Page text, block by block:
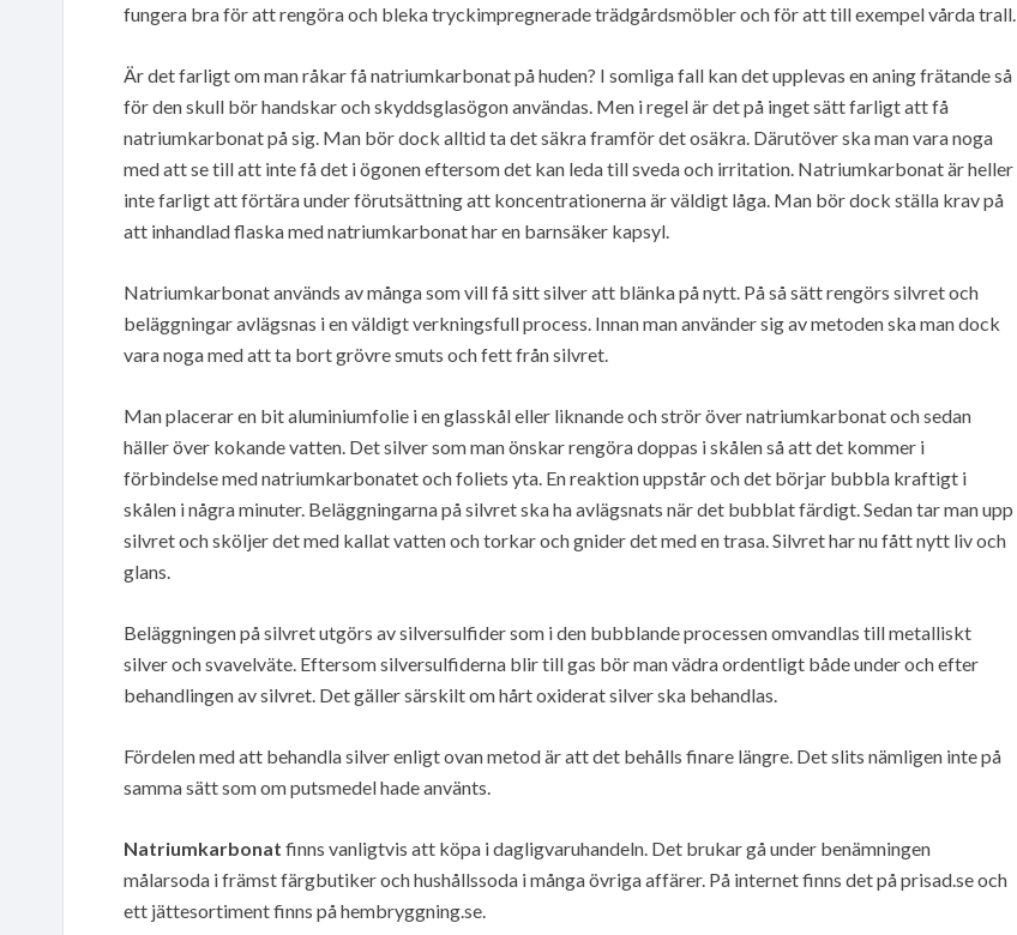
fungera bra för att rengöra och bleka tryckimpregnerade trädgårdsmöbler och för att till exempel vårda trall.
Är det farligt om man råkar få natriumkarbonat på huden? I somliga fall kan det upplevas en aning frätande så
för den skull bör handskar och skyddsglasögon användas. Men i regel är det på inget sätt farligt att få
natriumkarbonat på sig. Man bör dock alltid ta det säkra framför det osäkra. Därutöver ska man vara noga
med att se till att inte få det i ögonen eftersom det kan leda till sveda och irritation. Natriumkarbonat är heller
inte farligt att förtära under förutsättning att koncentrationerna är väldigt låga. Man bör dock ställa krav på
att inhandlad flaska med natriumkarbonat har en barnsäker kapsyl.
Natriumkarbonat används av många som vill få sitt silver att blänka på nytt. På så sätt rengörs silvret och
beläggningar avlägsnas i en väldigt verkningsfull process. Innan man använder sig av metoden ska man dock
vara noga med att ta bort grövre smuts och fett från silvret.
Man placerar en bit aluminiumfolie i en glasskål eller liknande och strör över natriumkarbonat och sedan
häller över kokande vatten. Det silver som man önskar rengöra doppas i skålen så att det kommer i
förbindelse med natriumkarbonatet och foliets yta. En reaktion uppstår och det börjar bubbla kraftigt i
skålen i några minuter. Beläggningarna på silvret ska ha avlägsnats när det bubblat färdigt. Sedan tar man upp
silvret och sköljer det med kallat vatten och torkar och gnider det med en trasa. Silvret har nu fått nytt liv och
glans.
Beläggningen på silvret utgörs av silversulfider som i den bubblande processen omvandlas till metalliskt
silver och svavelväte. Eftersom silversulfiderna blir till gas bör man vädra ordentligt både under och efter
behandlingen av silvret. Det gäller särskilt om hårt oxiderat silver ska behandlas.
Fördelen med att behandla silver enligt ovan metod är att det behålls finare längre. Det slits nämligen inte på
samma sätt som om putsmedel hade använts.
Natriumkarbonat finns vanligtvis att köpa i dagligvaruhandeln. Det brukar gå under benämningen
målarsoda i främst färgbutiker och hushållssoda i många övriga affärer. På internet finns det på prisad.se och
ett jättesortiment finns på hembryggning.se.